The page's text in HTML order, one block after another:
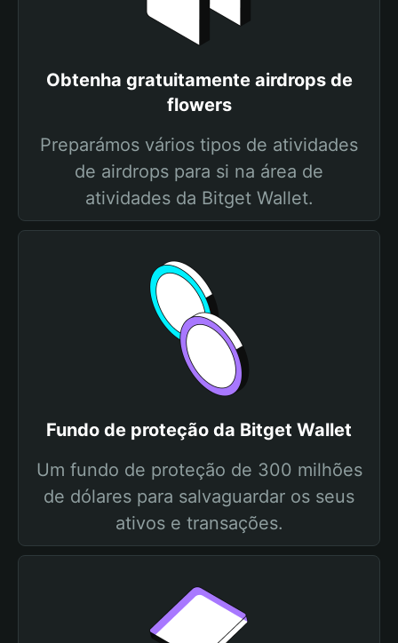
Obtenha gratuitamente airdrops de
flowers
Preparámos vários tipos de atividades
de airdrops para si na área de
atividades da Bitget Wallet.
Fundo de proteção da Bitget Wallet
Um fundo de proteção de 300 milhões
de dólares para salvaguardar os seus
ativos e transações.